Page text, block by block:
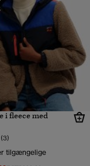
i fleece med
(3)
tilgængelige